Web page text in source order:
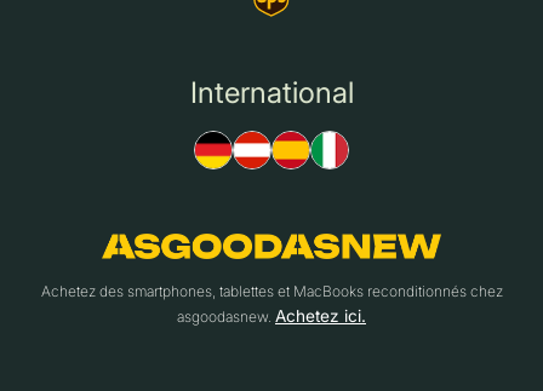
International
Achetez des smartphones, tablettes et MacBooks reconditionnés chez
asgoodasnew. Achetez ici.